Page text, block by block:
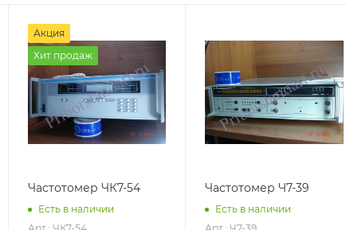
Акция
Хит продаж
Частотомер ЧК7-54
Есть в наличии
Частотомер Ч7-39
Есть в наличии